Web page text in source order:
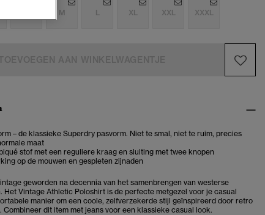
M L XL XXL XXXL
– de klassieke Superdry pasvorm. Niet te smal, niet te ruim, precies
maat
stof met een reguliere kraag en sluiting met twee knopen
op de mouwen en gespleten zijnaden
geworden na decennia van het samenbrengen van westerse
Het Vintage Athletic Poloshirt is de perfecte metgezel voor je casual
manier om een coole, zelfverzekerde stijl geïnspireerd door retro
dit item met jeans voor een klassieke casual look.